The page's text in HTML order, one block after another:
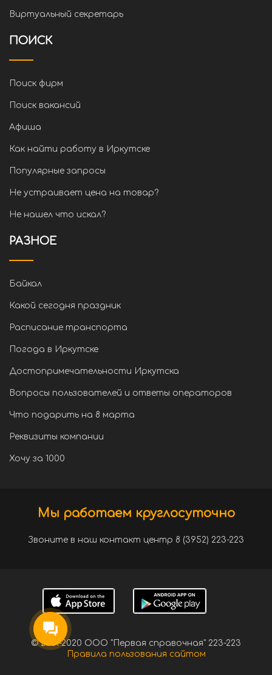
Виртуальный секретарь
ПОИСК
Поиск фирм
Поиск вакансий
Афиша
Как найти работу в Иркутске
Популярные запросы
Не устраивает цена на товар?
Не нашел что искал?
РАЗНОЕ
Байкал
Какой сегодня праздник
Расписание транспорта
Погода в Иркутске
Достопримечательности Иркутска
Вопросы пользователей и ответы операторов
Что подарить на 8 марта
Реквизиты компании
Хочу за 1000
Мы работаем круглосуточно
Звоните в наш контакт центр 8 (3952) 223-223
© 2001-2020 ООО "Первая справочная" 223-223
Правила пользования сайтом